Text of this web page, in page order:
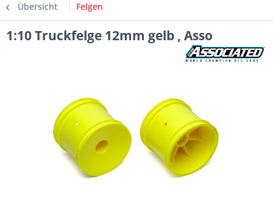
Übersicht Felgen
1:10 Truckfelge 12mm gelb , Asso